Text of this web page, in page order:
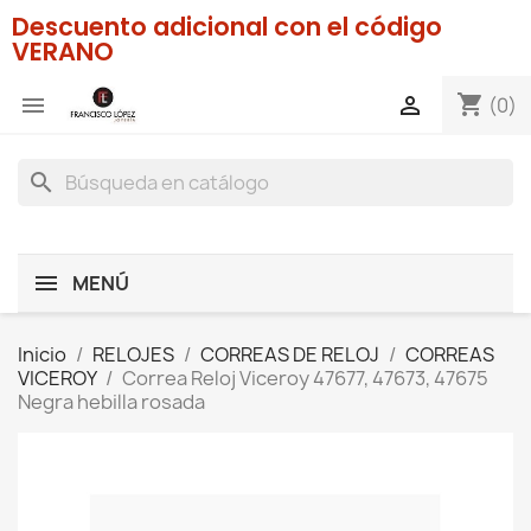
Descuento adicional con el código
VERANO
 shopping_cart (0)

search
MENÚ
Inicio RELOJES CORREAS DE RELOJ
CORREAS
VICEROY
Correa Reloj Viceroy 47677, 47673, 47675
Negra hebilla rosada